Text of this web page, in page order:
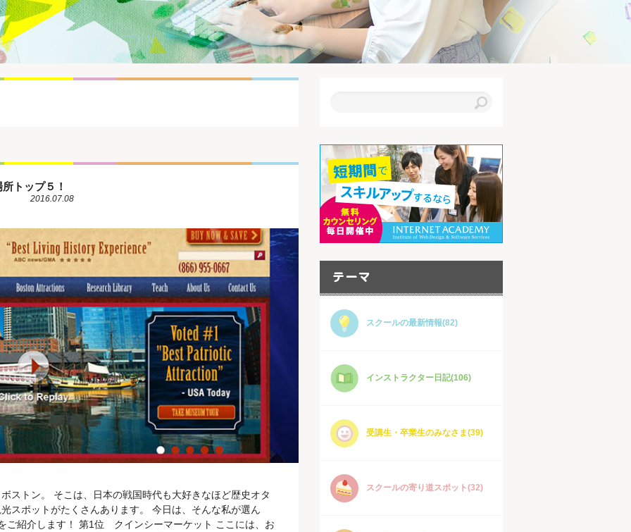
トップ５！
2016.07.08
ストン。 そこは、日本の戦国時代も大好きなほど歴史オタ
スポットがたくさんあります。 今日は、そんな私が選ん
ご紹介します！ 第1位 クインシーマーケット ここには、お
スクールの最新情報(82)
インストラクター日記(106)
受講生・卒業生のみなさま(39)
スクールの寄り道スポット(32)